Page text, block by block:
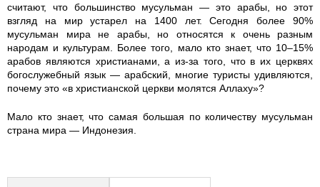
считают, что большинство мусульман — это арабы, но этот
взгляд на мир устарел на 1400 лет. Сегодня более 90%
мусульман мира не арабы, но относятся к очень разным
народам и культурам. Более того, мало кто знает, что 10–15%
арабов являются христианами, а из-за того, что в их церквях
богослужебный язык — арабский, многие туристы удивляются,
почему это «в христианской церкви молятся Аллаху»?
Мало кто знает, что самая большая по количеству мусульман
страна мира — Индонезия.